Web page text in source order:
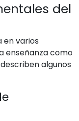
del
en varios
enseñanza como
algunos